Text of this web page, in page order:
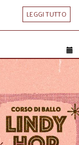
LEGGI TUTTO